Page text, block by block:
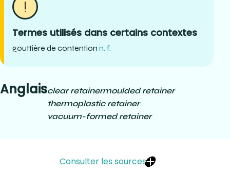
Termes utilisés dans certains contextes
gouttière de contention n. f.
Anglaisclear retainermoulded retainer
thermoplastic retainer
vacuum-formed retainer
Consulter les sources